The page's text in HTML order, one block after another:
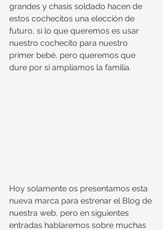
grandes y chasis soldado hacen de
estos cochecitos una elección de
futuro, si lo que queremos es usar
nuestro cochecito para nuestro
primer bebé, pero queremos que
dure por si ampliamos la familia.
Hoy solamente os presentamos esta
nueva marca para estrenar el Blog de
nuestra web, pero en siguientes
entradas hablaremos sobre muchas